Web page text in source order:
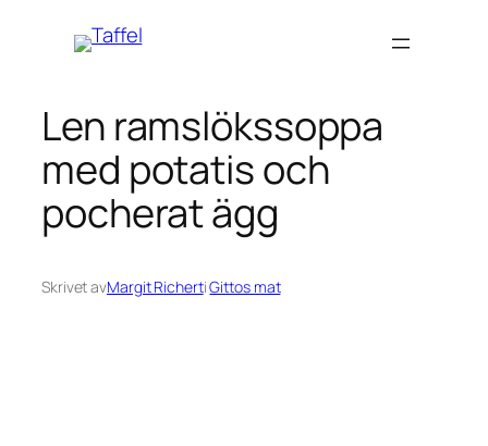
Len ramslökssoppa
med potatis och
pocherat ägg
Skrivet avMargit RichertiGittos mat